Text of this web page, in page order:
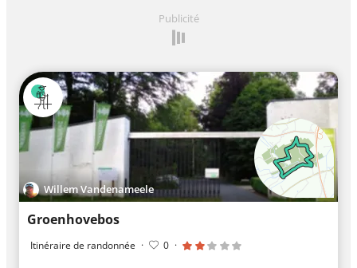
Publicité
Willem Vandenameele
Groenhovebos
Itinéraire de randonnée · 0 ·